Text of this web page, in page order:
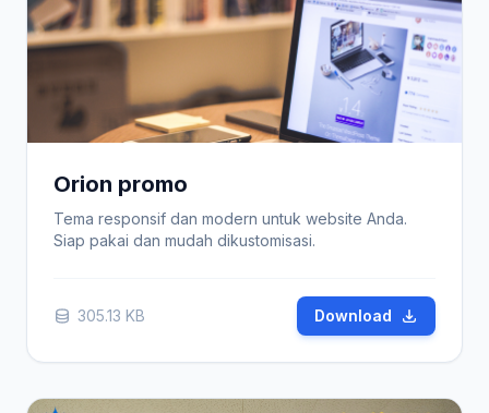
Orion promo
Tema responsif dan modern untuk website Anda.
Siap pakai dan mudah dikustomisasi.
305.13 KB Download